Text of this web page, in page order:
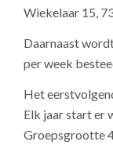
Wiekelaar 15,
Daarnaast
per week
Het
Elk jaar start er
Groepsgrootte